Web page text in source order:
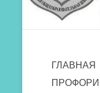
ГЛАВНАЯ